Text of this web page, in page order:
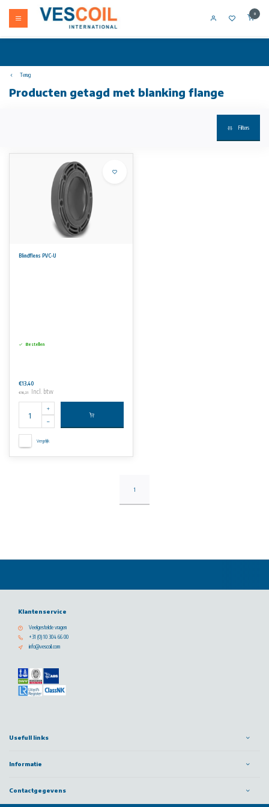
0
Terug
Producten getagd met blanking flange
Filters
Blindflens PVC-U
Bestellen
€13,40
€16,21 Incl. btw
Vergelijk
1
Klantenservice
Veelgestelde vragen
+31 (0) 10 304 66 00
info@vescoil.com
Usefull links
Informatie
Contactgegevens